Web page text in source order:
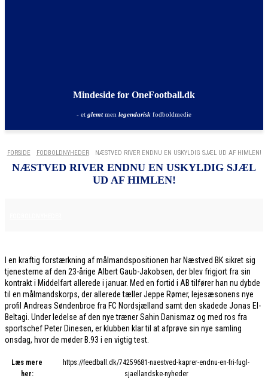
Mindeside for OneFootball.dk
- et glemtmen legendarisk fodboldmedie
FORSIDE FODBOLDNYHEDER NÆSTVED RIVER ENDNU EN USKYLDIG SJÆL UD AF HIMLEN!
NÆSTVED RIVER ENDNU EN USKYLDIG SJÆL
UD AF HIMLEN!
I en kraftig forstærkning af målmandspositionen har Næstved BK sikret sig
tjenesterne af den 23-årige Albert Gaub-Jakobsen, der blev frigjort fra sin
kontrakt i Middelfart allerede i januar. Med en fortid i AB tilfører han nu dybde
til en målmandskorps, der allerede tæller Jeppe Rømer, lejesæsonens nye
profil Andreas Søndenbroe fra FC Nordsjælland samt den skadede Jonas El-
Beltagi. Under ledelse af den nye træner Sahin Danismaz og med ros fra
sportschef Peter Dinesen, er klubben klar til at afprøve sin nye samling
onsdag, hvor de møder B.93 i en vigtig test.
Læs mere
her:
https://feedball.dk/74259681-naestved-kaprer-endnu-en-fri-fugl-
sjaellandske-nyheder